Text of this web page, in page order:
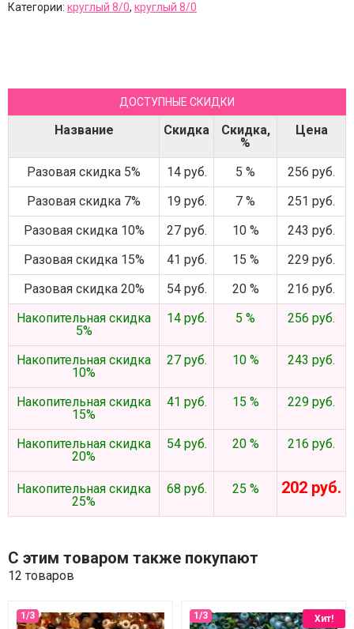
Категории: круглый 8/0, круглый 8/0
ДОСТУПНЫЕ СКИДКИ
Название Скидка
Скидка,
%
Цена
Разовая скидка 5% 14 руб. 5 %
256 руб.
Разовая скидка 7%
19 руб. 7 %
251 руб.
Разовая скидка 10%
27 руб. 10 %
243 руб.
Разовая скидка 15%
41 руб. 15 %
229 руб.
Разовая скидка 20%
54 руб. 20 %
216 руб.
Накопительная скидка
5%
14 руб. 5 % 256 руб.
Накопительная скидка
10%
27 руб. 10 % 243 руб.
Накопительная скидка
15%
41 руб. 15 % 229 руб.
Накопительная скидка
20%
54 руб. 20 % 216 руб.
Накопительная скидка
25%
68 руб. 25 % 202 руб.
С этим товаром также покупают
12 товаров
Хит!